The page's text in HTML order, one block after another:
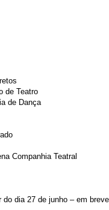
de Teatro
de Dança
Companhia Teatral
dia 27 de junho – em